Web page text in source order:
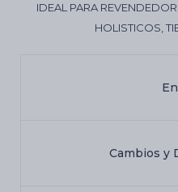
IDEAL PARA
HOLISTICOS,
Cambios y